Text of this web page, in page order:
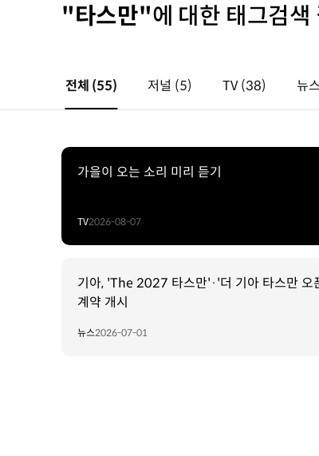
"타스만"에 대한 태그검색
전체 (55) 저널 (5) TV(38) 뉴
가을이 오는 소리 미리 듣기
TV2026-08-07
기아, 'The 2027 타스만'·'더 기아 타스만 오
계약 개시
뉴스2026-07-01